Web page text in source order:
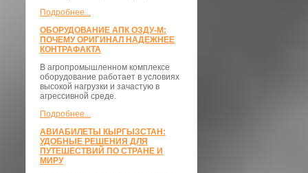
Подробнее...
ОБОРУДОВАНИЕ АПК ОЗДУ-М:
ПОЧЕМУ ОРИГИНАЛ НАДЕЖНЕЕ
КОНТРАФАКТА
В агропромышленном комплексе
оборудование работает в условиях
высокой нагрузки и зачастую в
агрессивной среде.
Подробнее...
АВИАБИЛЕТЫ КЫРГЫЗСТАН:
УДОБНЫЕ РЕШЕНИЯ ДЛЯ
ПУТЕШЕСТВИЙ ПО СТРАНЕ И
МИРУ